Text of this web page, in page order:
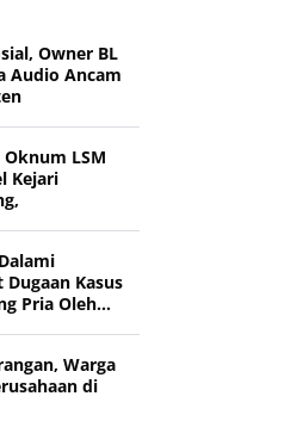
Owner BL
Audio Ancam
Oknum LSM
Kejari
Kasus
Pria Oleh
Warga
di